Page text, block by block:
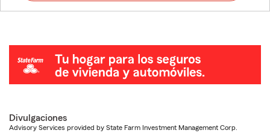
Divulgaciones
Advisory Services provided by State Farm Investment Management Corp.